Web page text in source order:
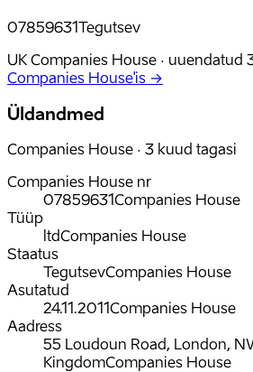
07859631Tegutsev
UK Companies House · uuendatud
Companies House'is →
Üldandmed
Companies House · 3 kuud tagasi
Companies House nr
07859631Companies House
Tüüp
ltdCompanies House
Staatus
TegutsevCompanies House
Asutatud
24.11.2011Companies House
Aadress
55 Loudoun Road, London,
KingdomCompanies House